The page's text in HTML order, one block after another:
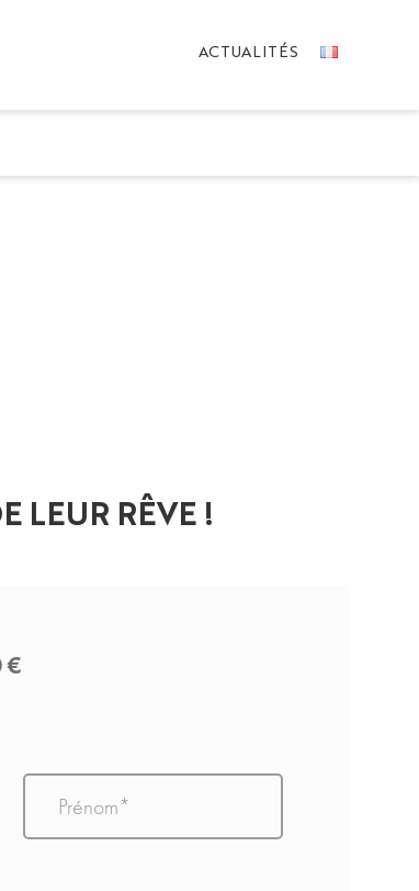
ACTUALITÉS
LEUR RÊVE !
€
Prénom